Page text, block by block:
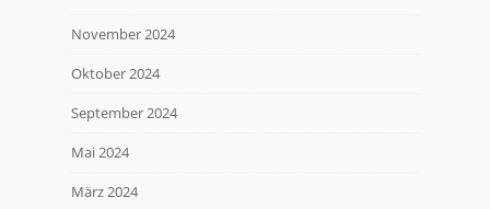
November 2024
Oktober 2024
September 2024
Mai 2024
März 2024